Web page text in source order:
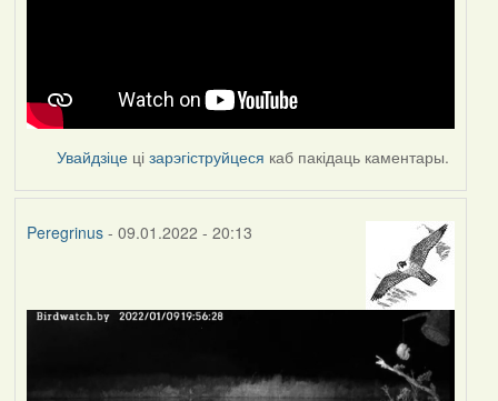
Увайдзіце цізарэгіструйцеся каб пакідаць каментары.
Peregrinus- 09.01.2022 - 20:13